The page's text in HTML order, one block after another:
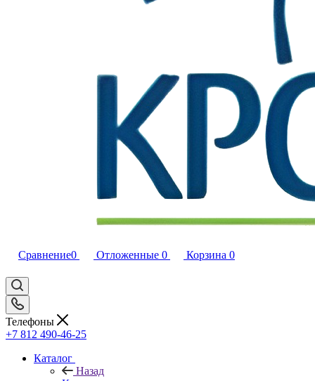
Сравнение0 Отложенные 0 Корзина 0
Телефоны
+7 812 490-46-25
Каталог
Назад